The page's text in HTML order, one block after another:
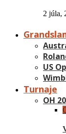
2 júla,
US
Turnaje
OH